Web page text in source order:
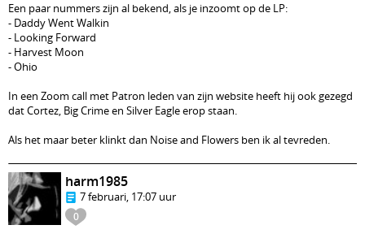
Een paar nummers zijn al bekend, als je inzoomt op de LP:
- Daddy Went Walkin
- Looking Forward
- Harvest Moon
- Ohio
In een Zoom call met Patron leden van zijn website heeft hij ook gezegd
dat Cortez, Big Crime en Silver Eagle erop staan.
Als het maar beter klinkt dan Noise and Flowers ben ik al tevreden.
0
harm1985
7 februari, 17:07 uur